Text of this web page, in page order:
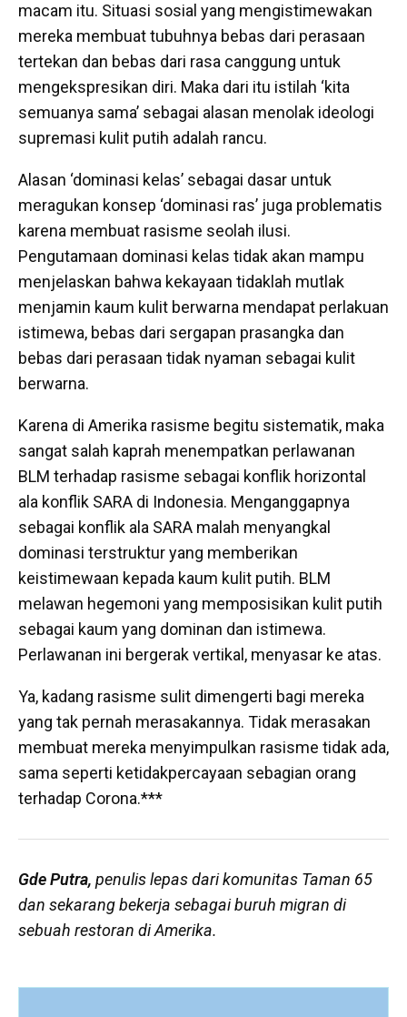
macam itu. Situasi sosial yang mengistimewakan
mereka membuat tubuhnya bebas dari perasaan
tertekan dan bebas dari rasa canggung untuk
mengekspresikan diri. Maka dari itu istilah ‘kita
semuanya sama’ sebagai alasan menolak ideologi
supremasi kulit putih adalah rancu.
Alasan ‘dominasi kelas’ sebagai dasar untuk
meragukan konsep ‘dominasi ras’ juga problematis
karena membuat rasisme seolah ilusi.
Pengutamaan dominasi kelas tidak akan mampu
menjelaskan bahwa kekayaan tidaklah mutlak
menjamin kaum kulit berwarna mendapat perlakuan
istimewa, bebas dari sergapan prasangka dan
bebas dari perasaan tidak nyaman sebagai kulit
berwarna.
Karena di Amerika rasisme begitu sistematik, maka
sangat salah kaprah menempatkan perlawanan
BLM terhadap rasisme sebagai konflik horizontal
ala konflik SARA di Indonesia. Menganggapnya
sebagai konflik ala SARA malah menyangkal
dominasi terstruktur yang memberikan
keistimewaan kepada kaum kulit putih. BLM
melawan hegemoni yang memposisikan kulit putih
sebagai kaum yang dominan dan istimewa.
Perlawanan ini bergerak vertikal, menyasar ke atas.
Ya, kadang rasisme sulit dimengerti bagi mereka
yang tak pernah merasakannya. Tidak merasakan
membuat mereka menyimpulkan rasisme tidak ada,
sama seperti ketidakpercayaan sebagian orang
terhadap Corona.***
Gde Putra, penulis lepas dari komunitas Taman 65
dan sekarang bekerja sebagai buruh migran di
sebuah restoran di Amerika.